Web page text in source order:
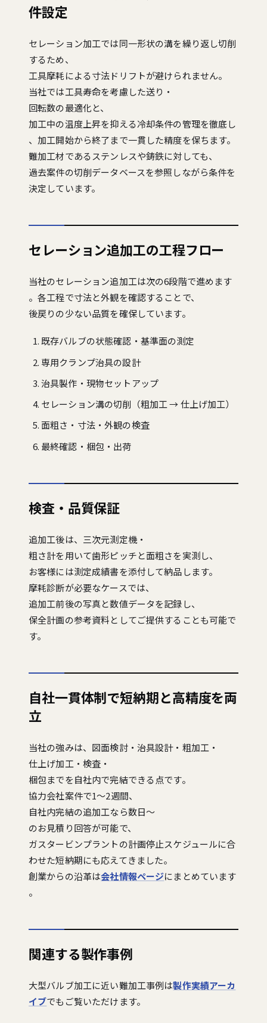
件設定
セレーション加工では同一形状の溝を繰り返し切削
するため、
工具摩耗による寸法ドリフトが避けられません。
当社では工具寿命を考慮した送り・
回転数の最適化と、
加工中の温度上昇を抑える冷却条件の管理を徹底し
、加工開始から終了まで一貫した精度を保ちます。
難加工材であるステンレスや鋳鉄に対しても、
過去案件の切削データベースを参照しながら条件を
決定しています。
セレーション追加工の工程フロー
当社のセレーション追加工は次の6段階で進めます
。各工程で寸法と外観を確認することで、
後戻りの少ない品質を確保しています。
既存バルブの状態確認・基準面の測定
専用クランプ治具の設計
治具製作・現物セットアップ
セレーション溝の切削（粗加工 → 仕上げ加工）
面粗さ・寸法・外観の検査
最終確認・梱包・出荷
検査・品質保証
追加工後は、三次元測定機・
粗さ計を用いて歯形ピッチと面粗さを実測し、
お客様には測定成績書を添付して納品します。
摩耗診断が必要なケースでは、
追加工前後の写真と数値データを記録し、
保全計画の参考資料としてご提供することも可能で
す。
自社一貫体制で短納期と高精度を両
立
当社の強みは、図面検討・治具設計・粗加工・
仕上げ加工・検査・
梱包までを自社内で完結できる点です。
協力会社案件で1〜2週間、
自社内完結の追加工なら数日〜
のお見積り回答が可能で、
ガスタービンプラントの計画停止スケジュールに合
わせた短納期にも応えてきました。
創業からの沿革は会社情報ページにまとめています
。
関連する製作事例
大型バルブ加工に近い難加工事例は製作実績アーカ
イブでもご覧いただけます。